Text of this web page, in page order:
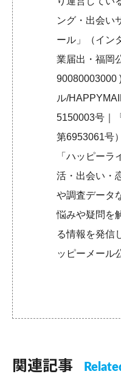
ング・出会い
ール」（イン
業届出・福岡
90080003000
ル/
5150003号｜
第6953061号
「ハッピー
活・出会い・
や調査データ
悩みや疑問を
る情報を発
ッピーメール
関連記事